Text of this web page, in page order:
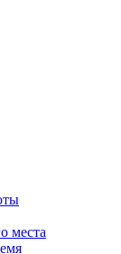
места